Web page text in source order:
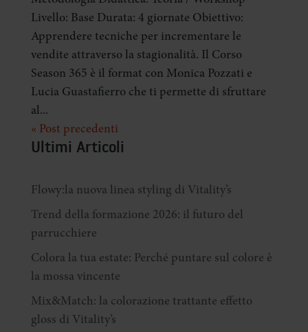
leggi laCookie Policye la Privacy Policydi questo Sito.
Puoi sempre modificare le tue preferenze già espresse
cliccando su "MODIFICA CONSENSO” e “REVOCA
CONSENSO”.
Livello: Base Durata: 4 giornate Obiettivo:
Apprendere tecniche per incrementare le
vendite attraverso la stagionalità. Il Corso
Season 365 è il format con Monica Pozzati e
Lucia Guastafierro che ti permette di sfruttare
al...
« Post precedenti
Ultimi Articoli
Flowy:la nuova linea styling di Vitality’s
Trend della formazione 2026: il futuro del
parrucchiere
Colora la tua estate: Perché puntare sul colore è
la mossa vincente
Mix&Match: la colorazione trattante effetto
gloss di Vitality’s